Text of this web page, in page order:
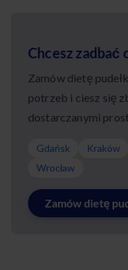
Chcesz zadbać
Zamów dietę
potrzeb i ciesz się
dostarczanymi
Gdańsk Kraków
Wrocław
Zamów dietę